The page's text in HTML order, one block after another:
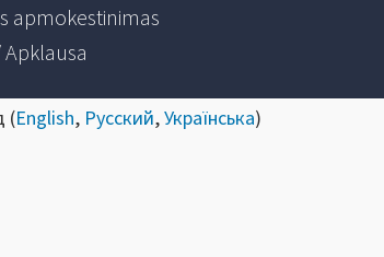
apmokestinimas
(English, Русский,Українська)